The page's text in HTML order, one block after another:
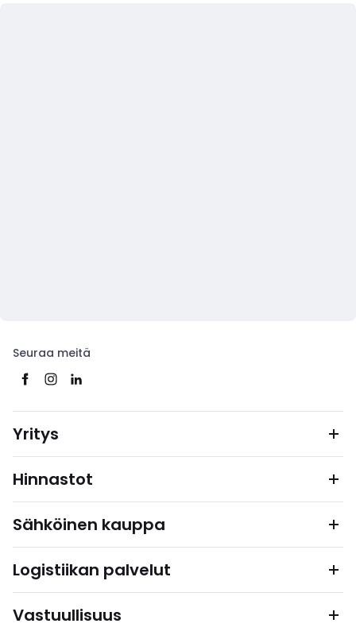
Seuraa meitä
Yritys
Hinnastot
Sähköinen kauppa
Logistiikan palvelut
Vastuullisuus